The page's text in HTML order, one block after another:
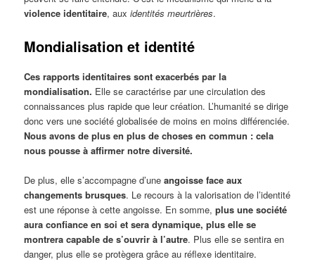
violence identitaire, auxidentités meurtrières.
Mondialisation et identité
Ces rapports identitaires sont exacerbés par la
mondialisation. Elle se caractérise par une circulation des
connaissances plus rapide que leur création. L’humanité se dirige
donc vers une société globalisée de moins en moins différenciée.
Nous avons de plus en plus de choses en commun : cela
nous pousse à affirmer notre diversité.
De plus, elle s’accompagne d’uneangoisse face aux
changements brusques. Le recours à la valorisation de l’identité
est une réponse à cette angoisse. En somme,plus une société
aura confiance en soi et sera dynamique, plus elle se
montrera capable de s’ouvrir à l’autre. Plus elle se sentira en
danger, plus elle se protègera grâce au réflexe identitaire.